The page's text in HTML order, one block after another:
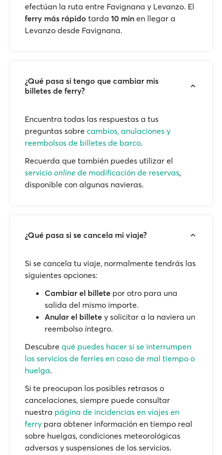
efectúan la ruta entre Favignana y Levanzo. El
ferry más rápido tarda 10 min en llegar a
Levanzo desde Favignana.
¿Qué pasa si tengo que cambiar mis
billetes de ferry?
Encuentra todas las respuestas a tus
preguntas sobre cambios, anulaciones y
reembolsos de billetes de barco.
Recuerda que también puedes utilizar el
servicio online de modificación de reservas,
disponible con algunas navieras.
¿Qué pasa si se cancela mi viaje?
Si se cancela tu viaje, normalmente tendrás las
siguientes opciones:
Cambiar el billete por otro para una
salida del mismo importe.
Anular el billete y solicitar a la naviera un
reembolso íntegro.
Descubre qué puedes hacer si se interrumpen
los servicios de ferries en caso de mal tiempo o
huelga.
Si te preocupan los posibles retrasos o
cancelaciones, siempre puede consultar
nuestra página de incidencias en viajes en
ferry para obtener información en tiempo real
sobre huelgas, condiciones meteorológicas
adversas y suspensiones de los servicios.